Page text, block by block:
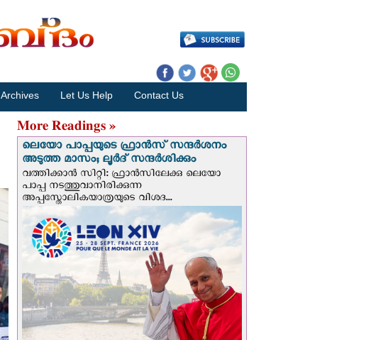
Archives Let Us Help Contact Us
More Readings »
ലെയോ പാപ്പയുടെ ഫ്രാന്‍സ് സന്ദര്‍ശനം
അടുത്ത മാസം; ലൂര്‍ദ് സന്ദര്‍ശിക്കും
വത്തിക്കാന്‍ സിറ്റി: ഫ്രാൻസിലേക്കു ലെയോ
പാപ്പ നടത്തുവാനിരിക്കുന്ന
അപ്പസ്തോലികയാത്രയുടെ വിശദ...